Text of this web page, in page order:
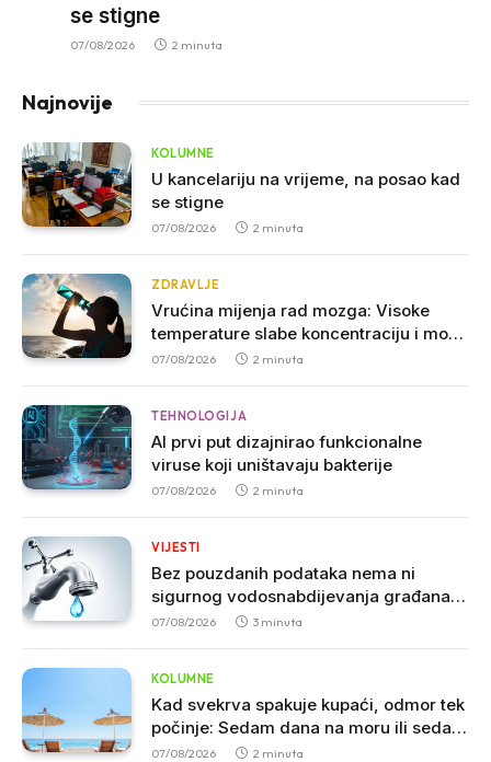
se stigne
07/08/2026 2 minuta
Najnovije
KOLUMNE
U kancelariju na vrijeme, na posao kad
se stigne
07/08/2026 2 minuta
ZDRAVLJE
Vrućina mijenja rad mozga: Visoke
temperature slabe koncentraciju i mogu
povećati agresivnost
07/08/2026 2 minuta
TEHNOLOGIJA
AI prvi put dizajnirao funkcionalne
viruse koji uništavaju bakterije
07/08/2026 2 minuta
VIJESTI
Bez pouzdanih podataka nema ni
sigurnog vodosnabdijevanja građana u
Crnoj Gori
07/08/2026 3 minuta
KOLUMNE
Kad svekrva spakuje kupaći, odmor tek
počinje: Sedam dana na moru ili sedam
godina iskustva
07/08/2026 2 minuta